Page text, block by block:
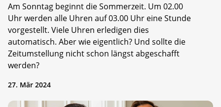
Am Sonntag beginnt die Sommerzeit. Um 02.00
Uhr werden alle Uhren auf 03.00 Uhr eine Stunde
vorgestellt. Viele Uhren erledigen dies
automatisch. Aber wie eigentlich? Und sollte die
Zeitumstellung nicht schon längst abgeschafft
werden?
27. Mär 2024